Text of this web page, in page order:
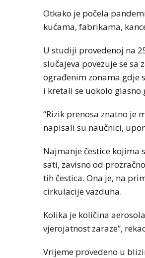
Otkako je počela
kućama, fabrikama,
U studiji provedenoj na
slučajeva povezuje se
ograđenim zonama gdje
i kretali se uokolo glasno
“Rizik prenosa znatno je
napisali su naučnici,
Najmanje čestice kojima
sati, zavisno od
tih čestica. Ona je, na
cirkulacije vazduha.
Kolika je količina
vjerojatnost zaraze”,
Vrijeme provedeno u